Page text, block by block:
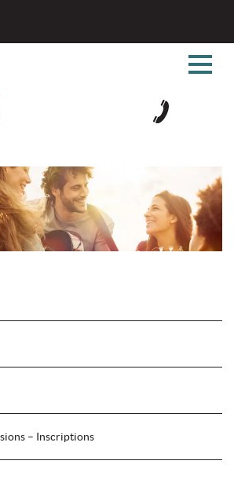
– Inscriptions